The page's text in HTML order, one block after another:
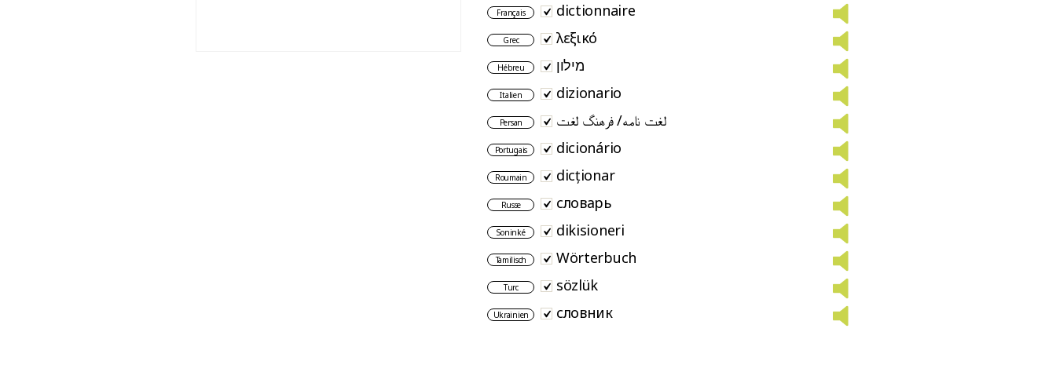
Français dictionnaire
Grec λεξικό
Hébreu מילון
Italien dizionario
Persan لغت نامه/ فرهنگ لغت
Portugais dicionário
Roumain dicționar
Russe словарь
Soninké dikisioneri
Tamilisch Wörterbuch
Turc sözlük
Ukrainien словник